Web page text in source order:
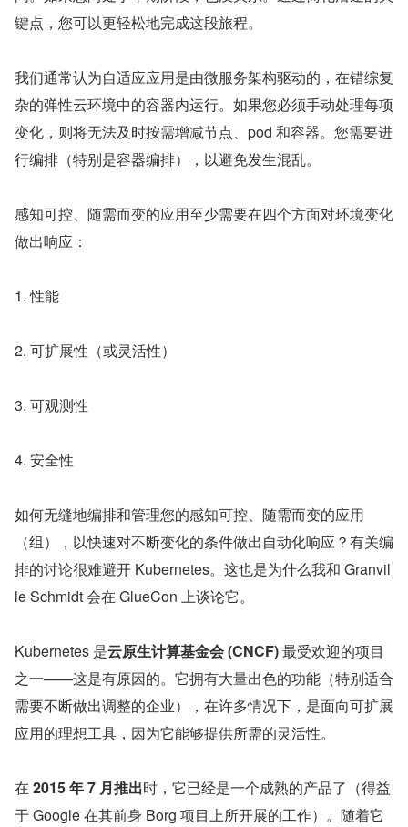
键点，您可以更轻松地完成这段旅程。
我们通常认为自适应应用是由微服务架构驱动的，在错综复
杂的弹性云环境中的容器内运行。如果您必须手动处理每项
变化，则将无法及时按需增减节点、pod 和容器。您需要进
行编排（特别是容器编排），以避免发生混乱。
感知可控、随需而变的应用至少需要在四个方面对环境变化
做出响应：
1. 性能
2. 可扩展性（或灵活性）
3. 可观测性
4. 安全性
如何无缝地编排和管理您的感知可控、随需而变的应用
（组），以快速对不断变化的条件做出自动化响应？有关编
排的讨论很难避开 Kubernetes。这也是为什么我和 Granvil
le Schmidt 会在 GlueCon 上谈论它。
Kubernetes 是云原生计算基金会 (CNCF) 最受欢迎的项目
之一——这是有原因的。它拥有大量出色的功能（特别适合
需要不断做出调整的企业），在许多情况下，是面向可扩展
应用的理想工具，因为它能够提供所需的灵活性。
在 2015 年 7 月推出时，它已经是一个成熟的产品了（得益
于 Google 在其前身 Borg 项目上所开展的工作）。随着它